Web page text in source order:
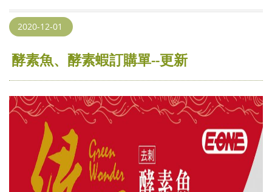
2020-12-01
酵素魚、酵素蝦訂購單--更新